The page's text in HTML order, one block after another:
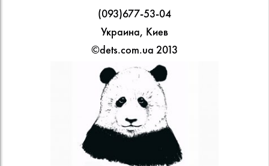
(093)677-53-04
Украина, Киев
©dets.com.ua 2013